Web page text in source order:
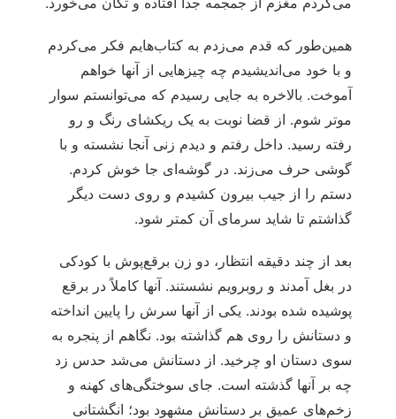
همین‌طور که قدم می‌زدم به کتاب‌هایم فکر می‌کردم
و با خود می‌اندیشیدم چه چیزهایی از آنها خواهم
آموخت. بالاخره به جایی رسیدم که می‌توانستم سوار
موتر شوم. از قضا نوبت به یک ریکشای رنگ و رو
رفته رسید. داخل رفتم و دیدم زنی آنجا نشسته و با
گوشی حرف می‌زند. در گوشه‌ای جا خوش کردم.
دستم را از جیب بیرون کشیدم و روی دست دیگر
گذاشتم تا شاید سرمای آن کمتر شود.
بعد از چند دقیقه انتظار، دو زن برقع‌پوش با کودکی
در بغل آمدند و روبرویم نشستند. آنها کاملاً در برقع
پوشیده شده بودند. یکی از آنها سرش را پایین انداخته
و دستانش را روی هم گذاشته بود. نگاهم از پنجره به
سوی دستان او چرخید. از دستانش می‌شد حدس زد
چه بر آنها گذشته است. جای سوختگی‌های کهنه و
زخم‌های عمیق بر دستانش مشهود بود؛ انگشتانی